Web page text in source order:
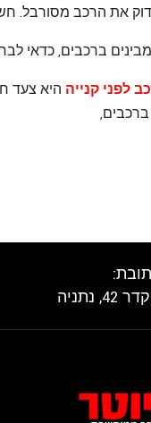
את הרכב מסורבל.
ברכבים, כדאי
לפני קנייה היא צעד
42, נתניה